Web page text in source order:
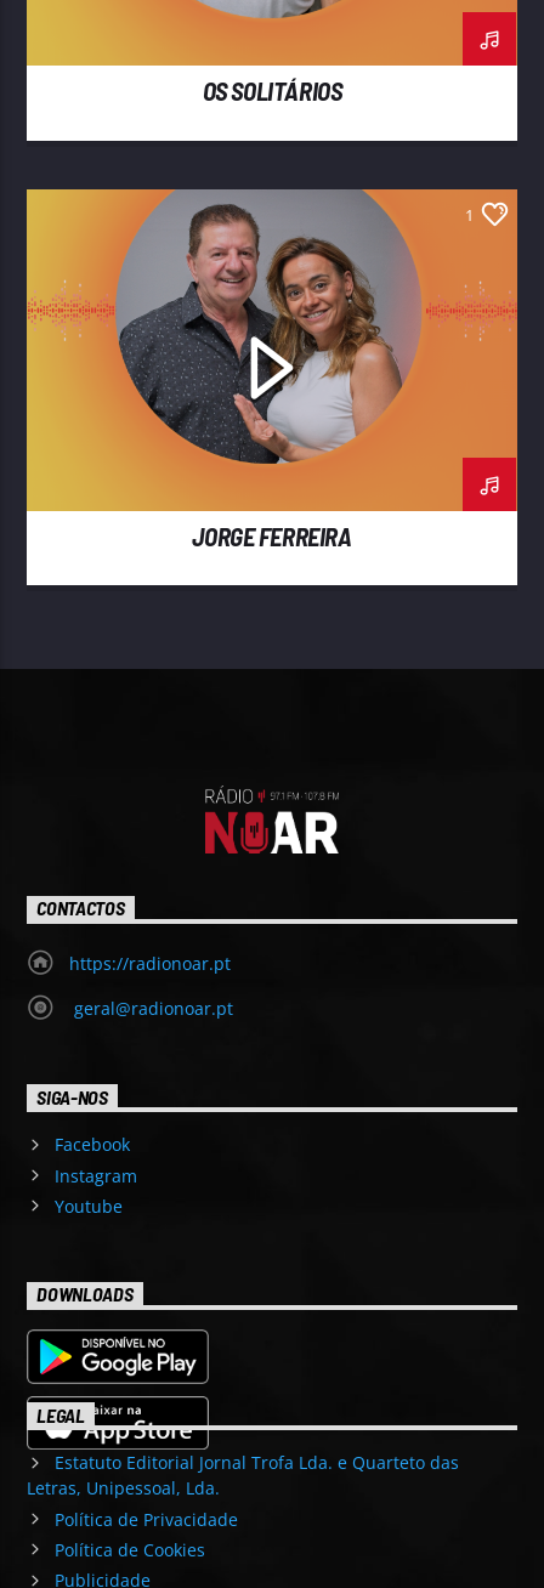
OS SOLITÁRIOS
1
JORGE FERREIRA
CONTACTOS
https://radionoar.pt
geral@radionoar.pt
SIGA-NOS
Facebook
Instagram
Youtube
DOWNLOADS
LEGAL
Estatuto Editorial Jornal Trofa Lda. e Quarteto das
Letras, Unipessoal, Lda.
Política de Privacidade
Política de Cookies
Publicidade